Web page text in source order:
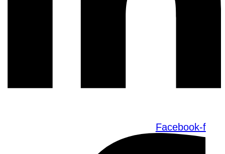
Facebook-f